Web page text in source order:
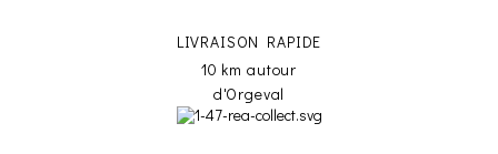
LIVRAISON RAPIDE
10 km autour
d'Orgeval